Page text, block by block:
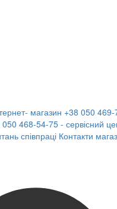
магазин +38 050
050 468-54-75 - сервісний
співпраці Контакти